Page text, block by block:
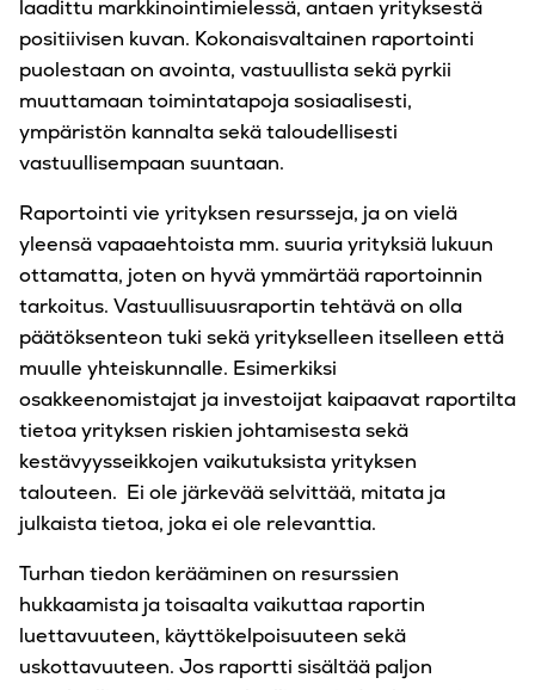
laadittu markkinointimielessä, antaen yrityksestä
positiivisen kuvan. Kokonaisvaltainen raportointi
puolestaan on avointa, vastuullista sekä pyrkii
muuttamaan toimintatapoja sosiaalisesti,
ympäristön kannalta sekä taloudellisesti
vastuullisempaan suuntaan.
Raportointi vie yrityksen resursseja, ja on vielä
yleensä vapaaehtoista mm. suuria yrityksiä lukuun
ottamatta, joten on hyvä ymmärtää raportoinnin
tarkoitus. Vastuullisuusraportin tehtävä on olla
päätöksenteon tuki sekä yritykselleen itselleen että
muulle yhteiskunnalle. Esimerkiksi
osakkeenomistajat ja investoijat kaipaavat raportilta
tietoa yrityksen riskien johtamisesta sekä
kestävyysseikkojen vaikutuksista yrityksen
talouteen. Ei ole järkevää selvittää, mitata ja
julkaista tietoa, joka ei ole relevanttia.
Turhan tiedon kerääminen on resurssien
hukkaamista ja toisaalta vaikuttaa raportin
luettavuuteen, käyttökelpoisuuteen sekä
uskottavuuteen. Jos raportti sisältää paljon